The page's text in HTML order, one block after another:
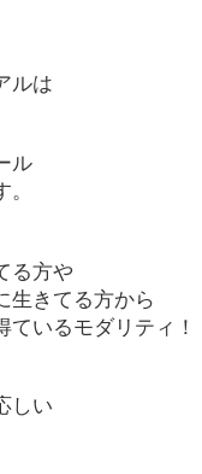
ルは
ル
る方や
生きてる方から
ているモダリティ！
しい